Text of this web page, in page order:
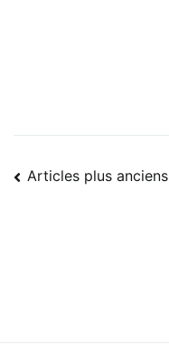
Navigation
Articles plus anciens